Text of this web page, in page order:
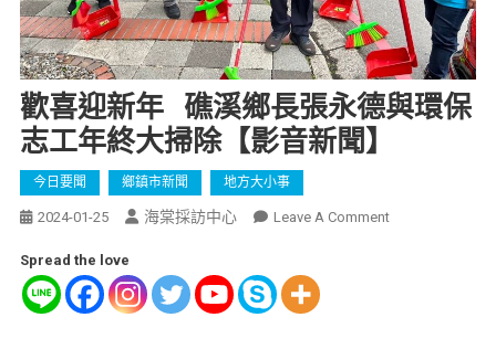
歡喜迎新年 礁溪鄉長張永德與環保
志工年終大掃除【影音新聞】
今日要聞 鄉鎮市新聞 地方大小事
2024-01-25 海棠採訪中心 Leave A Comment
Spread the love